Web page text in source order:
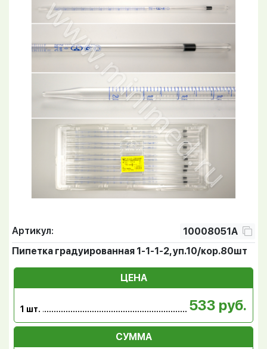
Артикул:
10008051А
Пипетка градуированная 1-1-1-2, уп.10/кор.80шт
ЦЕНА
1 шт. 533 руб.
СУММА